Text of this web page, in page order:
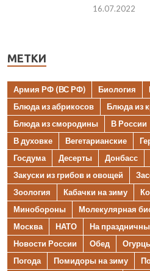
16.07.2022
МЕТКИ
Армия РФ (ВС РФ) Биология
Блюда из абрикосов
Блюда из
Блюда из смородины
В России
В духовке
Вегетарианские
Госдума
Десерты Донбасс
Закуски из грибов и овощей
Зоология
Кабачки на зиму
Минобороны
Молекулярная
Москва
НАТО
На
Новости России
Обед
Погода
Помидоры на зиму